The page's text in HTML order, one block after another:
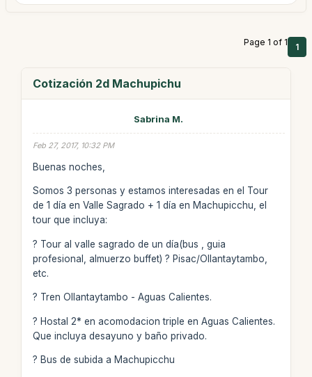
Page 1 of 1 1
Cotización 2d Machupichu
Sabrina M.
Feb 27, 2017, 10:32 PM
Buenas noches,
Somos 3 personas y estamos interesadas en el Tour
de 1 día en Valle Sagrado + 1 día en Machupicchu, el
tour que incluya:
? Tour al valle sagrado de un día(bus , guia
profesional, almuerzo buffet) ? Pisac/Ollantaytambo,
etc.
? Tren Ollantaytambo - Aguas Calientes.
? Hostal 2* en acomodacion triple en Aguas Calientes.
Que incluya desayuno y baño privado.
? Bus de subida a Machupicchu